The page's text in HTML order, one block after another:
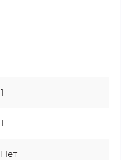
1
1
Нет